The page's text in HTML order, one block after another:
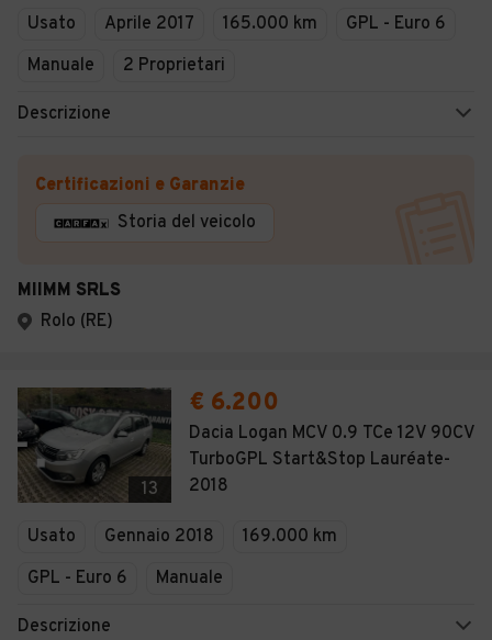
Usato Aprile 2017 165.000 km
GPL - Euro 6
Manuale
2 Proprietari
Descrizione
Certificazioni e Garanzie
Storia del veicolo
MIIMM SRLS
Rolo (RE)
13
€ 6.200
Dacia Logan MCV 0.9 TCe 12V 90CV
TurboGPL Start&Stop Lauréate-
2018
Usato Gennaio 2018
169.000 km
GPL - Euro 6
Manuale
Descrizione